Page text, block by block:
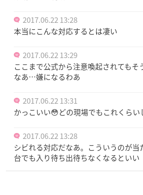
2017.06.22 13:28
本当にこんな対応するとは凄い
2017.06.22 13:29
ここまで公式から注意喚起されてもそ
なあ…嫌になるわあ
2017.06.22 13:31
かっこいい😳どの現場でもこれくら
2017.06.22 13:28
シビれる対応だなあ。こういうのが当
台でも入り待ち出待ちなくなるといい